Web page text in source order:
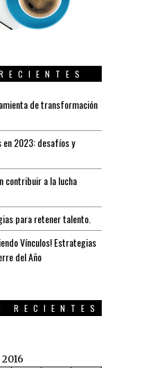
de transformación
en 2023: desafíos y
contribuir a la lucha
para retener talento.
Vínculos! Estrategias
del Año
RECIENTES